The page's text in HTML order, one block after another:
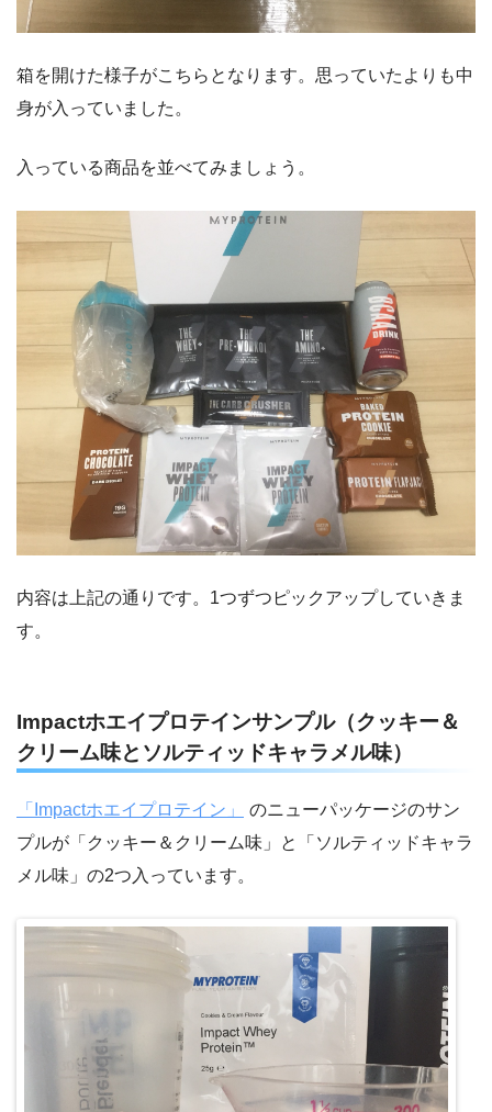
箱を開けた様子がこちらとなります。思っていたよりも中
身が入っていました。
入っている商品を並べてみましょう。
内容は上記の通りです。1つずつピックアップしていきま
す。
Impactホエイプロテインサンプル（クッキー＆
クリーム味とソルティッドキャラメル味）
「Impactホエイプロテイン」
のニューパッケージのサン
プルが「クッキー＆クリーム味」と「ソルティッドキャラ
メル味」の2つ入っています。